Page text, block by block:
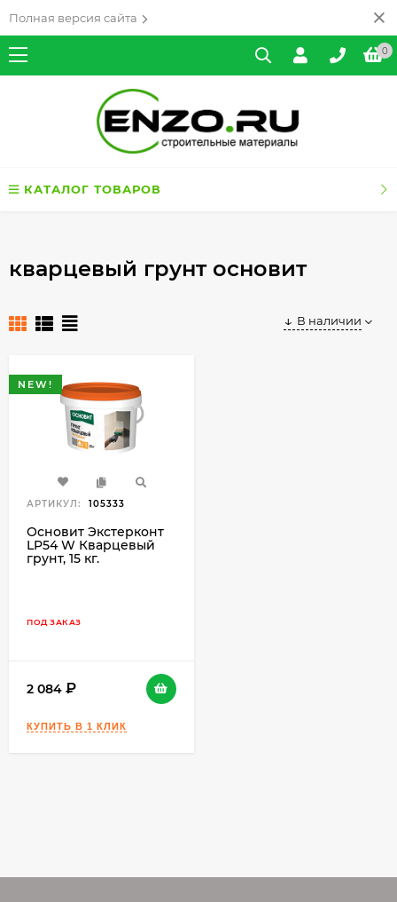
Полная версия сайта
0
КАТАЛОГ ТОВАРОВ
кварцевый грунт основит
В наличии
NEW!
АРТИКУЛ: 105333
Основит Экстерконт
LP54 W Кварцевый
грунт, 15 кг.
ПОД ЗАКАЗ
2 084